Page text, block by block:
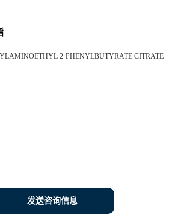
2-PHENYLBUTYRATE CITRATE
发送咨询信息